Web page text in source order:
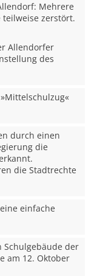
Mehrere
teilweise zerstört.
Allendorfer
des
durch einen
die
die Stadtrechte
einfache
Schulgebäude der
am 12. Oktober